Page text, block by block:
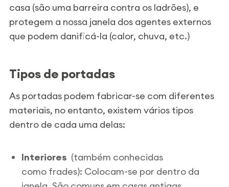
casa (são uma barreira contra os ladrões), e
protegem a nossa janela dos agentes externos
que podem danificá-la (calor, chuva, etc.)
Tipos de portadas
As portadas podem fabricar-se com diferentes
materiais, no entanto, existem vários tipos
dentro de cada uma delas:
Interiores (também conhecidas
como frades): Colocam-se por dentro da